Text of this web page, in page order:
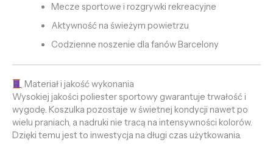
Mecze sportowe i rozgrywki rekreacyjne
Aktywność na świeżym powietrzu
Codzienne noszenie dla fanów Barcelony
Materiał i jakość wykonania
Wysokiej jakości poliester sportowy gwarantuje trwałość i
wygodę. Koszulka pozostaje w świetnej kondycji nawet po
wielu praniach, a nadruki nie tracą na intensywności kolorów.
Dzięki temu jest to inwestycja na długi czas użytkowania.